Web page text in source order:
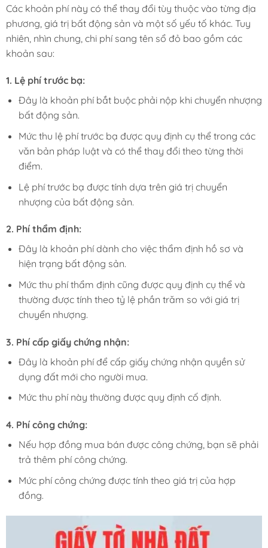
Các khoản phí này có thể thay đổi tùy thuộc vào từng địa
phương, giá trị bất động sản và một số yếu tố khác. Tuy
nhiên, nhìn chung, chi phí sang tên sổ đỏ bao gồm các
khoản sau:
1. Lệ phí trước bạ:
Đây là khoản phí bắt buộc phải nộp khi chuyển nhượng
bất động sản.
Mức thu lệ phí trước bạ được quy định cụ thể trong các
văn bản pháp luật và có thể thay đổi theo từng thời
điểm.
Lệ phí trước bạ được tính dựa trên giá trị chuyển
nhượng của bất động sản.
2. Phí thẩm định:
Đây là khoản phí dành cho việc thẩm định hồ sơ và
hiện trạng bất động sản.
Mức thu phí thẩm định cũng được quy định cụ thể và
thường được tính theo tỷ lệ phần trăm so với giá trị
chuyển nhượng.
3. Phí cấp giấy chứng nhận:
Đây là khoản phí để cấp giấy chứng nhận quyền sử
dụng đất mới cho người mua.
Mức thu phí này thường được quy định cố định.
4. Phí công chứng:
Nếu hợp đồng mua bán được công chứng, bạn sẽ phải
trả thêm phí công chứng.
Mức phí công chứng được tính theo giá trị của hợp
đồng.